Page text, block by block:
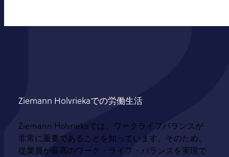
Ziemann Holvriekaでの労働生活
Ziemann Holvriekaでは、ワークライフバランスが
非常に重要であることを知っています。そのため、
従業員が最高のワーク・ライフ・バランスを実現で